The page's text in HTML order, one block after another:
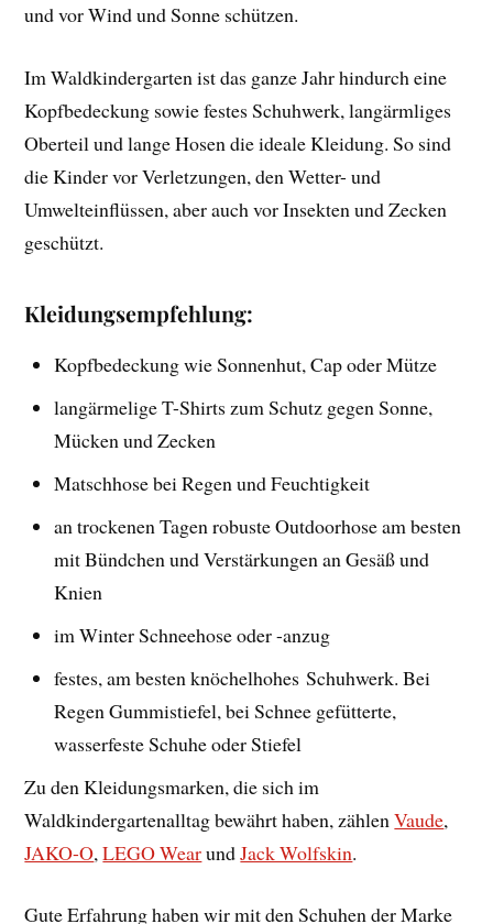
und vor Wind und Sonne schützen.
Im Waldkindergarten ist das ganze Jahr hindurch eine
Kopfbedeckung sowie festes Schuhwerk, langärmliges
Oberteil und lange Hosen die ideale Kleidung. So sind
die Kinder vor Verletzungen, den Wetter- und
Umwelteinflüssen, aber auch vor Insekten und Zecken
geschützt.
Kleidungsempfehlung:
Kopfbedeckung wie Sonnenhut, Cap oder Mütze
langärmelige T-Shirts zum Schutz gegen Sonne,
Mücken und Zecken
Matschhose bei Regen und Feuchtigkeit
an trockenen Tagen robuste Outdoorhose am besten
mit Bündchen und Verstärkungen an Gesäß und
Knien
im Winter Schneehose oder -anzug
festes, am besten knöchelhohes Schuhwerk. Bei
Regen Gummistiefel, bei Schnee gefütterte,
wasserfeste Schuhe oder Stiefel
Zu den Kleidungsmarken, die sich im
Waldkindergartenalltag bewährt haben, zählenVaude,
JAKO-O,LEGO WearundJack Wolfskin.
Gute Erfahrung haben wir mit den Schuhen der Marke